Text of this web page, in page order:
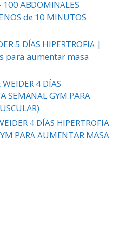
100 ABDOMINALES
de 10 MINUTOS
5 DÍAS HIPERTROFIA |
para aumentar masa
4 DÍAS
SEMANAL GYM PARA
4 DÍAS HIPERTROFIA
PARA AUMENTAR MASA